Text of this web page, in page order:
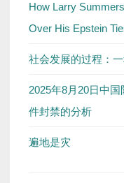
How Larry
Over His Epstein
社会发展的过程：
2025年8月20日中
件封禁的分析
遍地是灾